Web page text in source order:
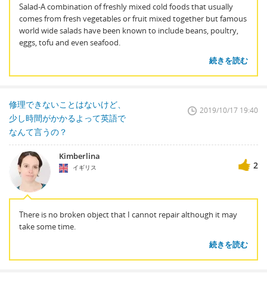
Salad-A combination of freshly mixed cold foods that usually
comes from fresh vegetables or fruit mixed together but famous
world wide salads have been known to include beans, poultry,
eggs, tofu and even seafood.
続きを読む
修理できないことはないけど、
少し時間がかかるよって英語で
なんて言うの？
2019/10/17 19:40
Kimberlina
イギリス 2
There is no broken object that I cannot repair although it may
take some time.
続きを読む